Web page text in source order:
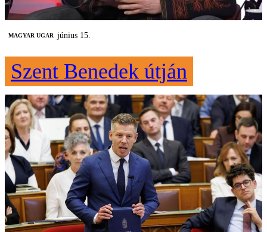
MAGYAR UGAR június 15.
Szent Benedek útján